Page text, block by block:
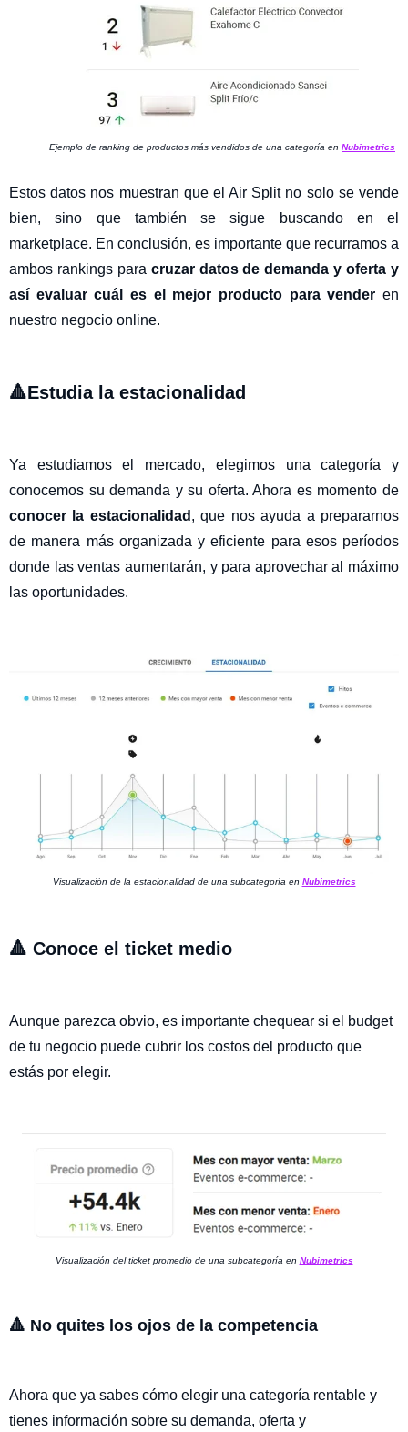
Ejemplo de ranking de productos más vendidos de una categoría en Nubimetrics
Estos datos nos muestran que el Air Split no solo se vende
bien, sino que también se sigue buscando en el
marketplace. En conclusión, es importante que recurramos a
ambos rankings para cruzar datos de demanda y oferta y
así evaluar cuál es el mejor producto para vender en
nuestro negocio online.
🔺Estudia la estacionalidad
Ya estudiamos el mercado, elegimos una categoría y
conocemos su demanda y su oferta. Ahora es momento de
conocer la estacionalidad , que nos ayuda a prepararnos
de manera más organizada y eficiente para esos períodos
donde las ventas aumentarán, y para aprovechar al máximo
las oportunidades.
Visualización de la estacionalidad de una subcategoría en Nubimetrics
🔺 Conoce el ticket medio
Aunque parezca obvio, es importante chequear si el budget
de tu negocio puede cubrir los costos del producto que
estás por elegir.
Visualización del ticket promedio de una subcategoría en Nubimetrics
🔺 No quites los ojos de la competencia
Ahora que ya sabes cómo elegir una categoría rentable y
tienes información sobre su demanda, oferta y